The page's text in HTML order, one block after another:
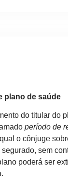
plano de saúde
do titular do
período de
o cônjuge
sem
poderá ser